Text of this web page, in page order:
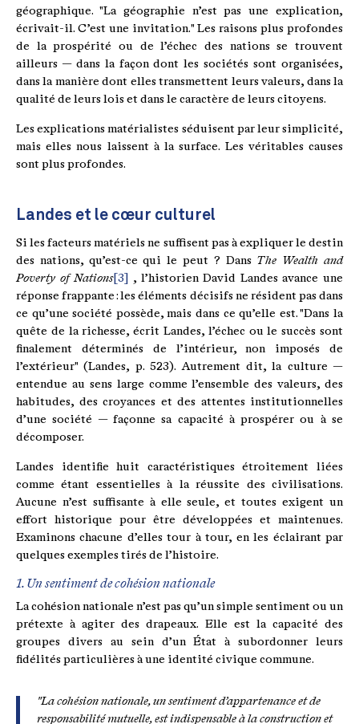
géographique. "La géographie n’est pas une explication,
écrivait-il. C’est une invitation." Les raisons plus profondes
de la prospérité ou de l’échec des nations se trouvent
ailleurs — dans la façon dont les sociétés sont organisées,
dans la manière dont elles transmettent leurs valeurs, dans la
qualité de leurs lois et dans le caractère de leurs citoyens.
Les explications matérialistes séduisent par leur simplicité,
mais elles nous laissent à la surface. Les véritables causes
sont plus profondes.
Landes et le cœur culturel
Si les facteurs matériels ne suffisent pas à expliquer le destin
des nations, qu’est-ce qui le peut ? Dans The Wealth and
Poverty of Nations[3]
, l’historien David Landes avance une
réponse frappante : les éléments décisifs ne résident pas dans
ce qu’une société possède, mais dans ce qu’elle est. "Dans la
quête de la richesse, écrit Landes, l’échec ou le succès sont
finalement déterminés de l’intérieur, non imposés de
l’extérieur" (Landes, p. 523). Autrement dit, la culture —
entendue au sens large comme l’ensemble des valeurs, des
habitudes, des croyances et des attentes institutionnelles
d’une société — façonne sa capacité à prospérer ou à se
décomposer.
Landes identifie huit caractéristiques étroitement liées
comme étant essentielles à la réussite des civilisations.
Aucune n’est suffisante à elle seule, et toutes exigent un
effort historique pour être développées et maintenues.
Examinons chacune d’elles tour à tour, en les éclairant par
quelques exemples tirés de l’histoire.
1. Un sentiment de cohésion nationale
La cohésion nationale n’est pas qu’un simple sentiment ou un
prétexte à agiter des drapeaux. Elle est la capacité des
groupes divers au sein d’un État à subordonner leurs
fidélités particulières à une identité civique commune.
"La cohésion nationale, un sentiment d’appartenance et de
responsabilité mutuelle, est indispensable à la construction et